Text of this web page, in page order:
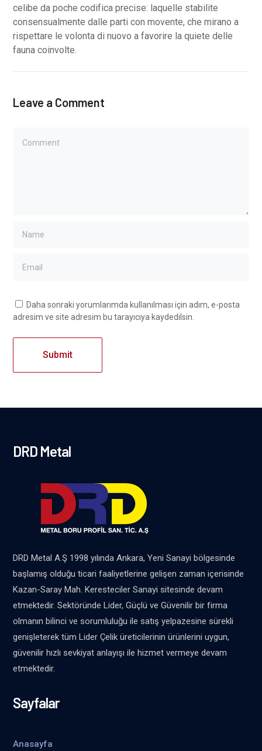
celibe da poche codifica precise: laquelle stabilite
consensualmente dalle parti con movente, che mirano a
rispettare le volonta di nuovo a favorire la quiete delle
fauna coinvolte.
Leave a Comment
Daha sonraki yorumlarımda kullanılması için adım, e-posta
adresim ve site adresim bu tarayıcıya kaydedilsin.
DRD Metal
DRD Metal A.Ş 1998 yılında Ankara, Yeni Sanayi bölgesinde
başlamış olduğu ticari faaliyetlerine gelişen zaman içerisinde
Kazan-Saray Mah. Keresteciler Sanayi sitesinde devam
etmektedir. Sektöründe Lider, Güçlü ve Güvenilir bir firma
olmanın bilinci ve sorumluluğu ile satış yelpazesine sürekli
genişleterek tüm Lider Çelik üreticilerinin ürünlerini uygun,
güvenilir hızlı sevkiyat anlayışı ile hizmet vermeye devam
etmektedir.
Sayfalar
Anasayfa